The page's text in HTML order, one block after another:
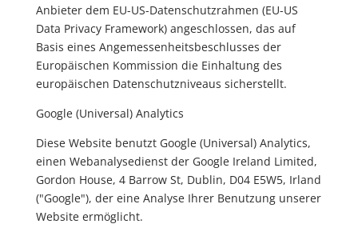
Anbieter dem EU-US-Datenschutzrahmen (EU-US
Data Privacy Framework) angeschlossen, das auf
Basis eines Angemessenheitsbeschlusses der
Europäischen Kommission die Einhaltung des
europäischen Datenschutzniveaus sicherstellt.
Google (Universal) Analytics
Diese Website benutzt Google (Universal) Analytics,
einen Webanalysedienst der Google Ireland Limited,
Gordon House, 4 Barrow St, Dublin, D04 E5W5, Irland
("Google"), der eine Analyse Ihrer Benutzung unserer
Website ermöglicht.